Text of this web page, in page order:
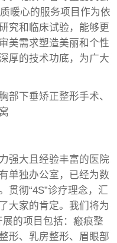
暖心的服务项目作为依
究和临床试验，能够更
美需求塑造美丽和个性
厚的技术功底，为广大
部下垂矫正整形手术、
强大且经验丰富的医院
单独办公室，已经为数
贯彻“4S”诊疗理念，汇
大家的肯定。我们将为
的项目包括：瘢痕整
形、乳房整形、眉眼部